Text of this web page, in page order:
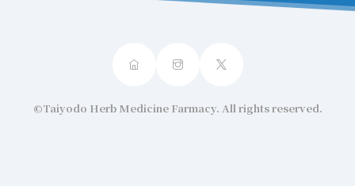
©Taiyodo Herb Medicine Farmacy. All rights reserved.